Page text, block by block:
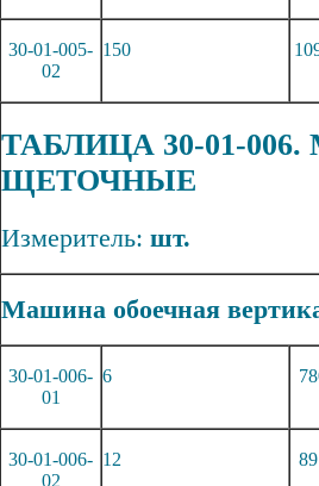
30-01-005-
02
150
ТАБЛИЦА 30-01-
ЩЕТОЧНЫЕ
Измеритель: шт.
Машина обоечная
30-01-006-
01
6 78
30-01-006-
02
12 89